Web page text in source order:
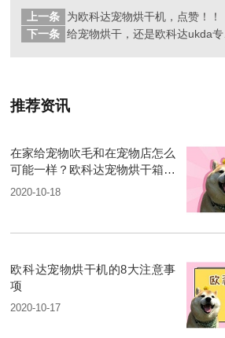
上一条
为欧科达宠物烘干机，点赞！！
下一条
推荐资讯
在家给宠物吹毛和在宠物店怎么
可能一样？欧科达宠物烘干箱：
当然可能
2020-10-18
欧科达宠物烘干机的8大注意事
项
2020-10-17